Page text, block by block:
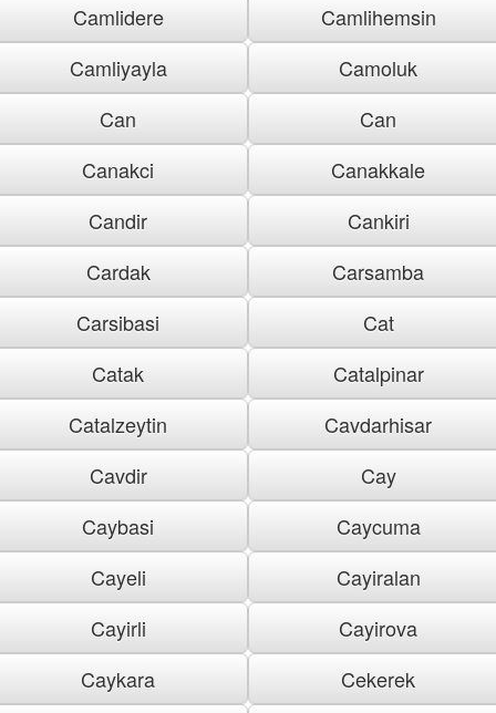
Camlidere
Camlihemsin
Camliyayla
Camoluk
Can
Can
Canakci
Canakkale
Candir
Cankiri
Cardak
Carsamba
Carsibasi
Cat
Catak
Catalpinar
Catalzeytin
Cavdarhisar
Cavdir
Cay
Caybasi
Caycuma
Cayeli
Cayiralan
Cayirli
Cayirova
Caykara
Cekerek